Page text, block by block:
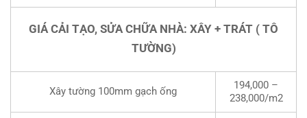
GIÁ CẢI TẠO, SỬA CHỮA NHÀ: XÂY + TRÁT ( TÔ
TƯỜNG)
Xây tường 100mm gạch ống
194,000 –
238,000/m2